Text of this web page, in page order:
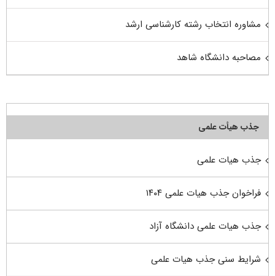
مشاوره انتخاب رشته کارشناسی ارشد
مصاحبه دانشگاه شاهد
جذب هیأت علمی
جذب هیات علمی
فراخوان جذب هیات علمی ۱۴۰۴
جذب هیات علمی دانشگاه آزاد
شرایط سنی جذب هیات علمی